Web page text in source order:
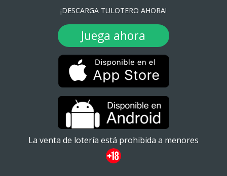
¡DESCARGA TULOTERO AHORA!
Juega ahora
La venta de lotería está prohibida a menores